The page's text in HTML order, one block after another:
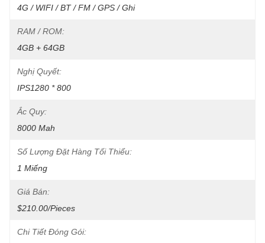
4G / WIFI / BT / FM / GPS / Ghi
RAM / ROM:
4GB + 64GB
Nghị Quyết:
IPS1280 * 800
Ắc Quy:
8000 Mah
Số Lượng Đặt Hàng Tối Thiểu:
1 Miếng
Giá Bán:
$210.00/Pieces
Chi Tiết Đóng Gói: